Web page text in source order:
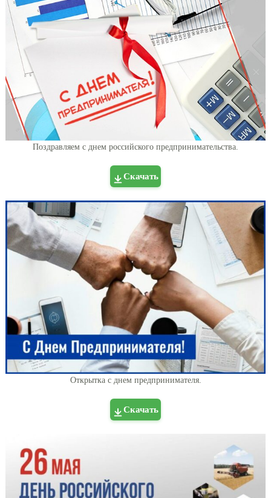
Поздравляем с днем российского предпринимательства.
Скачать
Открытка с днем предпринимателя.
Скачать